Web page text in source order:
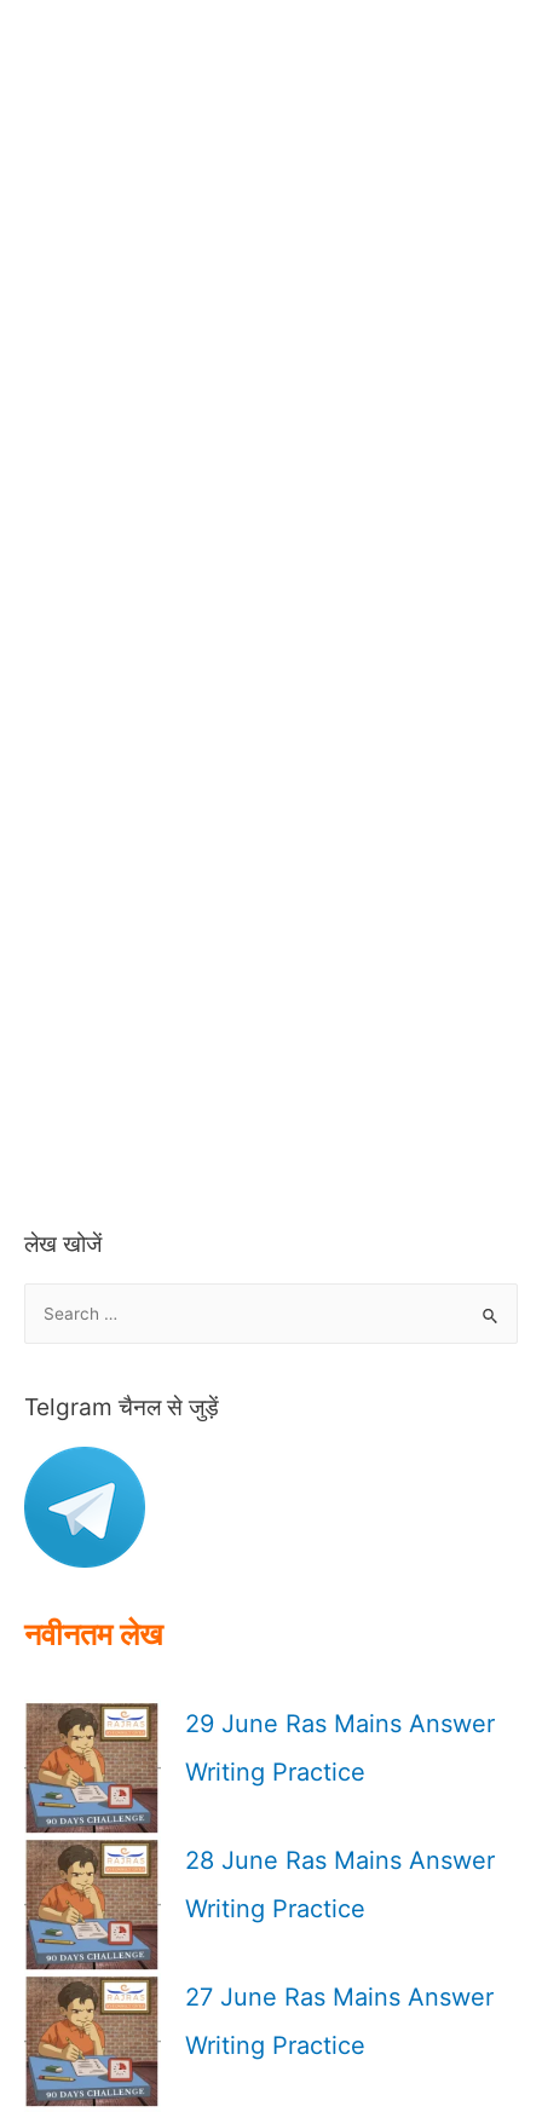
लेख खोजें
r
f
o
Telgram चैनल से जुड़ें
नवीनतम लेख
29 June Ras Mains Answer
Writing Practice
28 June Ras Mains Answer
Writing Practice
27 June Ras Mains Answer
Writing Practice